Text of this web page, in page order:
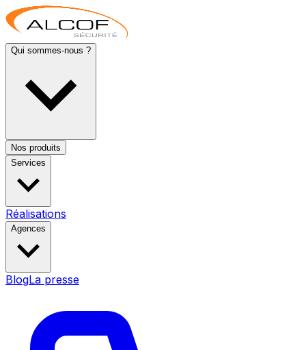
Qui sommes-nous ?
Nos produits
Services
Réalisations
Agences
BlogLa presse